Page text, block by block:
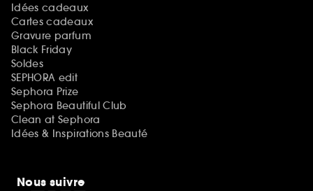
Idées cadeaux
Cartes cadeaux
Gravure parfum
Black Friday
Soldes
SEPHORA edit
Sephora Prize
Sephora Beautiful Club
Clean at Sephora
Idées & Inspirations Beauté
Nous suivre